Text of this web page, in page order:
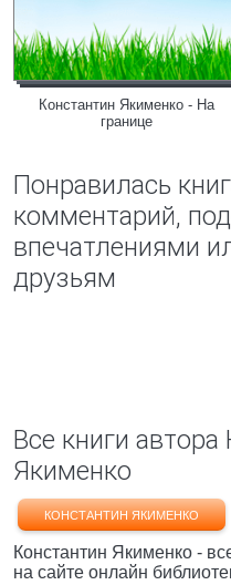
Константин Якименко - На
границе
Понравилась
комментарий,
впечатлениями
друзьям
Все книги автора
Якименко
КОНСТАНТИН ЯКИМЕНКО
Константин Якименко -
на сайте онлайн